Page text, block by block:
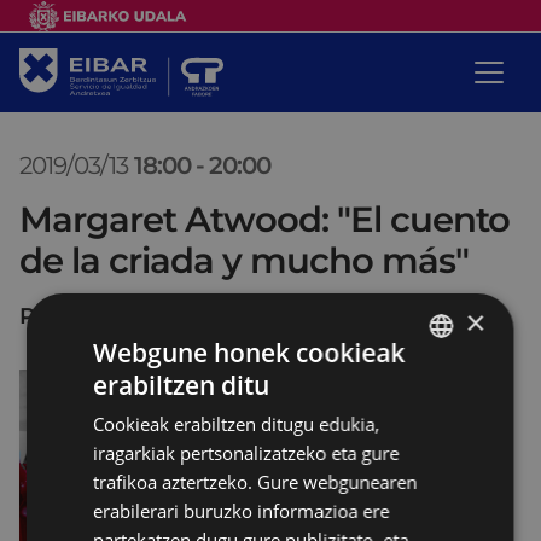
2019/03/13 18:00 -20:00
Margaret Atwood: "El cuento
de la criada y mucho más"
Portalea 1. Batzartokia ×
Webgune honek cookieak
erabiltzen ditu
Cookieak erabiltzen ditugu edukia,
iragarkiak pertsonalizatzeko eta gure
trafikoa aztertzeko. Gure webgunearen
erabilerari buruzko informazioa ere